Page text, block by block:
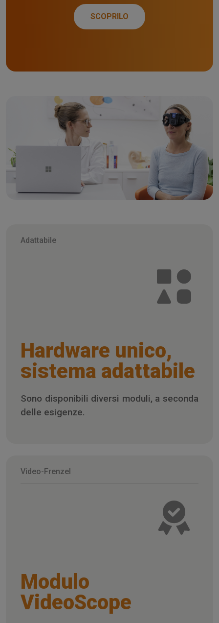
SCOPRILO
Adattabile
Hardware unico,
sistema adattabile
Sono disponibili diversi moduli, a seconda
delle esigenze.
Video-Frenzel
Modulo
VideoScope